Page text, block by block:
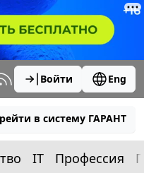
Войти Eng
в систему ГАРАНТ
IT Профессия